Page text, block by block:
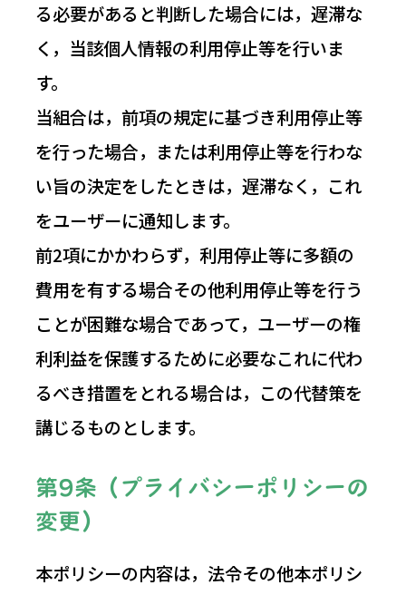
る必要があると判断した場合には，遅滞な
く，当該個人情報の利用停止等を行いま
す。
当組合は，前項の規定に基づき利用停止等
を行った場合，または利用停止等を行わな
い旨の決定をしたときは，遅滞なく，これ
をユーザーに通知します。
前2項にかかわらず，利用停止等に多額の
費用を有する場合その他利用停止等を行う
ことが困難な場合であって，ユーザーの権
利利益を保護するために必要なこれに代わ
るべき措置をとれる場合は，この代替策を
講じるものとします。
第9条（プライバシーポリシーの
変更）
本ポリシーの内容は，法令その他本ポリシ